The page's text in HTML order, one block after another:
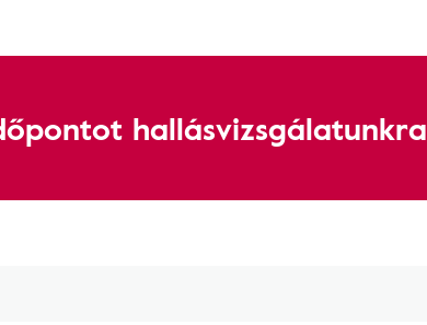
hallásvizsgálatunkra